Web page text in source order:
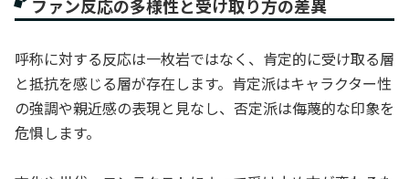
ファン反応の多様性と受け取り方の差異
呼称に対する反応は一枚岩ではなく、肯定的に受け取る層
と抵抗を感じる層が存在します。肯定派はキャラクター性
の強調や親近感の表現と見なし、否定派は侮蔑的な印象を
危惧します。